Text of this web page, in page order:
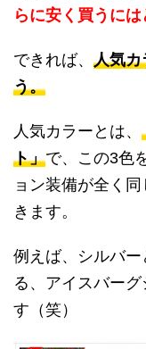
らに安く買うに
できれば、 人気カ
う。
人気カラーとは、
ト」で、この3色
ョン装備が全く
きます。
例えば、シルバ
る、アイスバー
す（笑）